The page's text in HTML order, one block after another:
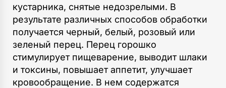
кустарника, снятые недозрелыми. В
результате различных способов обработки
получается черный, белый, розовый или
зеленый перец. Перец горошко
стимулирует пищеварение, выводит шлаки
и токсины, повышает аппетит, улучшает
кровообращение. В нем содержатся